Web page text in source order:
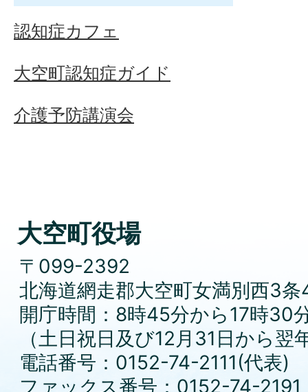
認知症カフェ
大空町認知症ガイド
介護予防講演会
大空町役場
〒099-2392
北海道網走郡大空町女満別西3条
開庁時間：8時45分から17時30
（土日祝日及び12月31日から
電話番号：0152-74-2111(代表)
ファックス番号：0152-74-2191